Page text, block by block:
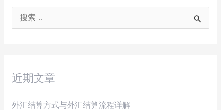
近期文章
外汇结算方式与外汇结算流程详解